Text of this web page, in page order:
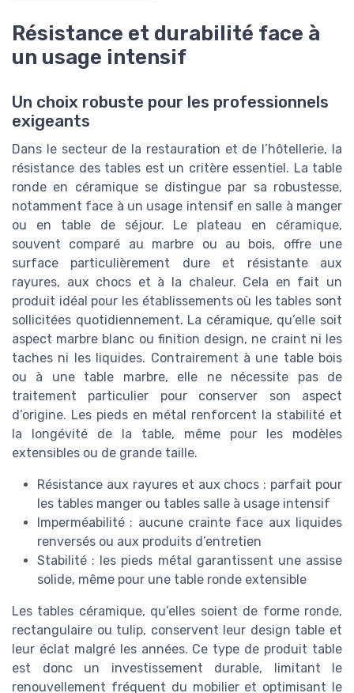
Résistance et durabilité face à
un usage intensif
Un choix robuste pour les professionnels
exigeants
Dans le secteur de la restauration et de l’hôtellerie, la
résistance des tables est un critère essentiel. La table
ronde en céramique se distingue par sa robustesse,
notamment face à un usage intensif en salle à manger
ou en table de séjour. Le plateau en céramique,
souvent comparé au marbre ou au bois, offre une
surface particulièrement dure et résistante aux
rayures, aux chocs et à la chaleur. Cela en fait un
produit idéal pour les établissements où les tables sont
sollicitées quotidiennement. La céramique, qu’elle soit
aspect marbre blanc ou finition design, ne craint ni les
taches ni les liquides. Contrairement à une table bois
ou à une table marbre, elle ne nécessite pas de
traitement particulier pour conserver son aspect
d’origine. Les pieds en métal renforcent la stabilité et
la longévité de la table, même pour les modèles
extensibles ou de grande taille.
Résistance aux rayures et aux chocs : parfait pour
les tables manger ou tables salle à usage intensif
Imperméabilité : aucune crainte face aux liquides
renversés ou aux produits d’entretien
Stabilité : les pieds métal garantissent une assise
solide, même pour une table ronde extensible
Les tables céramique, qu’elles soient de forme ronde,
rectangulaire ou tulip, conservent leur design table et
leur éclat malgré les années. Ce type de produit table
est donc un investissement durable, limitant le
renouvellement fréquent du mobilier et optimisant le